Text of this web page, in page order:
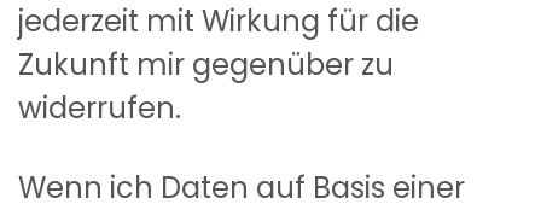
jederzeit mit Wirkung für die
Zukunft mir gegenüber zu
widerrufen.
Wenn ich Daten auf Basis einer